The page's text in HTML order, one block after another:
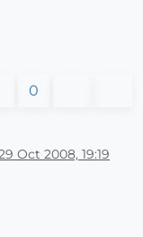
0
Oct 2008, 19:19